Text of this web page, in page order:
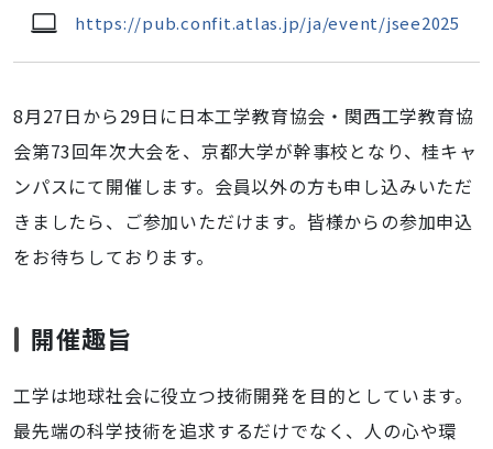
学
育
会】
日
工
学
教
会
第
73
回
年
https://pub.confit.atlas.jp/ja/event/jsee2025
8月27日から29日に日本工学教育協会・関西工学教育協
会第73回年次大会を、京都大学が幹事校となり、桂キャ
ンパスにて開催します。会員以外の方も申し込みいただ
きましたら、ご参加いただけます。皆様からの参加申込
をお待ちしております。
開催趣旨
工学は地球社会に役立つ技術開発を目的としています。
最先端の科学技術を追求するだけでなく、人の心や環